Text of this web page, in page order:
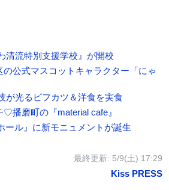
清流特別支援学校』が開校
の公式マスコットキャラクター「にゃ
が光るビフカツ＆洋食を実食
播磨町の『material cafe』
ール』に新モニュメントが誕生
最終更新: 5/9(土) 17:29
Kiss PRESS